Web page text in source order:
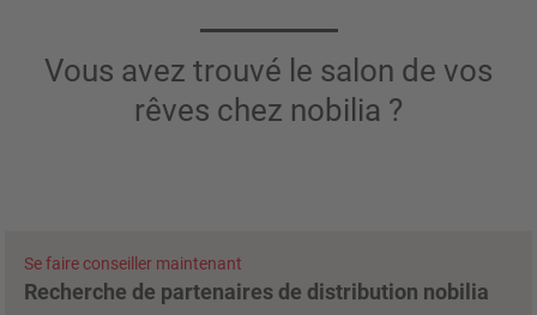
Vous avez trouvé le salon de vos
rêves chez nobilia ?
Se faire conseiller maintenant
Recherche de partenaires de distribution nobilia